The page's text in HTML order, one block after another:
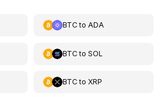
BTCto ADA
BTCto SOL
BTCto XRP